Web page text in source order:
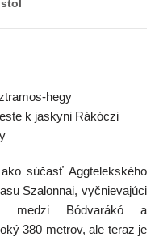
hegy
k jaskyni Rákóczi
súčasť Aggtelekského
Szalonnai, vyčnievajúci
Bódvarákó a
380 metrov, ale teraz je